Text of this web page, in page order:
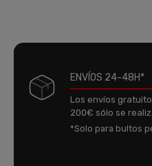
ENVÍOS 24-48H*
Los envíos
200€ sólo se
*Solo para bultos